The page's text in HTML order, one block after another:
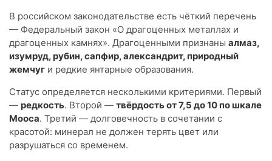
В российском законодательстве есть чёткий перечень
— Федеральный закон «О драгоценных металлах и
драгоценных камнях». Драгоценными признаны алмаз,
изумруд, рубин, сапфир, александрит, природный
жемчуг и редкие янтарные образования.
Статус определяется несколькими критериями. Первый
— редкость. Второй — твёрдость от 7,5 до 10 по шкале
Мооса. Третий — долговечность в сочетании с
красотой: минерал не должен терять цвет или
разрушаться со временем.